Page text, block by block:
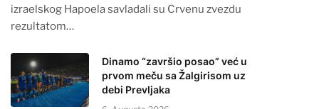
izraelskog Hapoela savladali su Crvenu zvezdu
rezultatom…
Dinamo “završio posao” već u
prvom meču sa Žalgirisom uz
debi Prevljaka